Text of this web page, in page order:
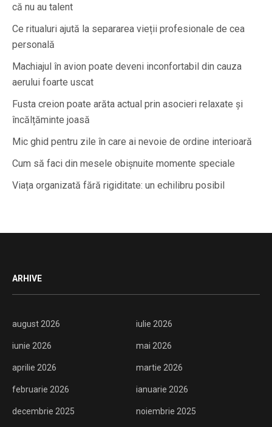
că nu au talent
Ce ritualuri ajută la separarea vieții profesionale de cea
personală
Machiajul în avion poate deveni inconfortabil din cauza
aerului foarte uscat
Fusta creion poate arăta actual prin asocieri relaxate și
încălțăminte joasă
Mic ghid pentru zile în care ai nevoie de ordine interioară
Cum să faci din mesele obișnuite momente speciale
Viața organizată fără rigiditate: un echilibru posibil
ARHIVE
august 2026 iulie 2026
iunie 2026 mai 2026
aprilie 2026 martie 2026
februarie 2026 ianuarie 2026
decembrie 2025 noiembrie 2025